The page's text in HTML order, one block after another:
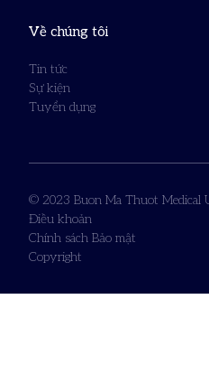
Về chúng tôi
Tin tức
Sự kiện
Tuyển dụng
© 2023 Buon Ma Thuot Medical
Điều khoản
Chính sách Bảo mật
Copyright